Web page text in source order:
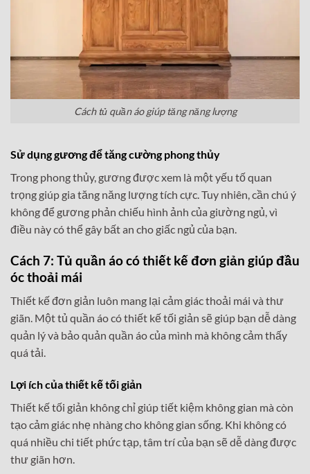
Cách tủ quần áo giúp tăng năng lượng
Sử dụng gương để tăng cường phong thủy
Trong phong thủy, gương được xem là một yếu tố quan
trọng giúp gia tăng năng lượng tích cực. Tuy nhiên, cần chú ý
không để gương phản chiếu hình ảnh của giường ngủ, vì
điều này có thể gây bất an cho giấc ngủ của bạn.
Cách 7: Tủ quần áo có thiết kế đơn giản giúp đầu
óc thoải mái
Thiết kế đơn giản luôn mang lại cảm giác thoải mái và thư
giãn. Một tủ quần áo có thiết kế tối giản sẽ giúp bạn dễ dàng
quản lý và bảo quản quần áo của mình mà không cảm thấy
quá tải.
Lợi ích của thiết kế tối giản
Thiết kế tối giản không chỉ giúp tiết kiệm không gian mà còn
tạo cảm giác nhẹ nhàng cho không gian sống. Khi không có
quá nhiều chi tiết phức tạp, tâm trí của bạn sẽ dễ dàng được
thư giãn hơn.